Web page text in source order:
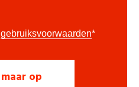
gebruiksvoorwaarden*